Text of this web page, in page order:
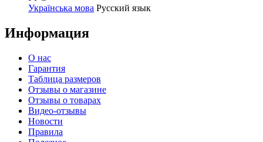
Українська мова Русский язык
Информация
О нас
Гарантия
Таблица размеров
Отзывы о магазине
Отзывы о товарах
Видео-отзывы
Новости
Правила